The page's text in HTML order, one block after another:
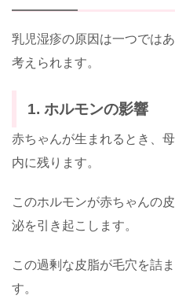
乳児湿疹の原因は一つでは
考えられます。
1. ホルモンの影響
赤ちゃんが生まれるとき、
内に残ります。
このホルモンが赤ちゃんの
泌を引き起こします。
この過剰な皮脂が毛穴を詰
す。